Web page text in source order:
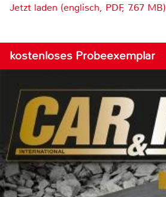
Jetzt laden (englisch, PDF, 7.67 MB)
kostenloses Probeexemplar